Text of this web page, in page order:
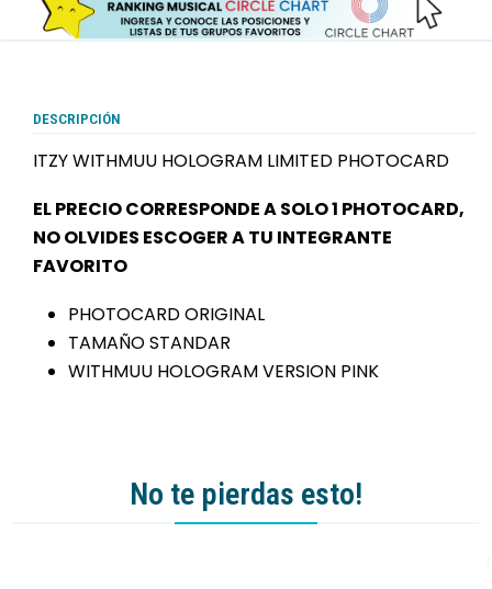
DESCRIPCIÓN
ITZY WITHMUU HOLOGRAM LIMITED PHOTOCARD
EL PRECIO CORRESPONDE A SOLO 1 PHOTOCARD,
NO OLVIDES ESCOGER A TU INTEGRANTE
FAVORITO
PHOTOCARD ORIGINAL
TAMAÑO STANDAR
WITHMUU HOLOGRAM VERSION PINK
No te pierdas esto!